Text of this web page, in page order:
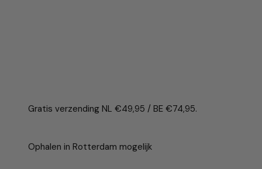
Gratis verzending NL €49,95 / BE €74,95.
Ophalen in Rotterdam mogelijk